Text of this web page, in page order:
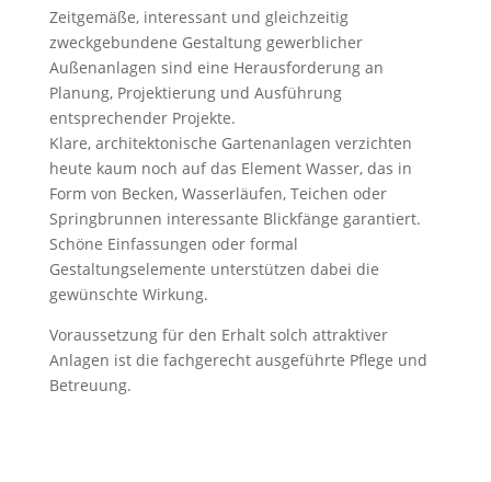
Zeitgemäße, interessant und gleichzeitig
zweckgebundene Gestaltung gewerblicher
Außenanlagen sind eine Herausforderung an
Planung, Projektierung und Ausführung
entsprechender Projekte.
Klare, architektonische Gartenanlagen verzichten
heute kaum noch auf das Element Wasser, das in
Form von Becken, Wasserläufen, Teichen oder
Springbrunnen interessante Blickfänge garantiert.
Schöne Einfassungen oder formal
Gestaltungselemente unterstützen dabei die
gewünschte Wirkung.
Voraussetzung für den Erhalt solch attraktiver
Anlagen ist die fachgerecht ausgeführte Pflege und
Betreuung.